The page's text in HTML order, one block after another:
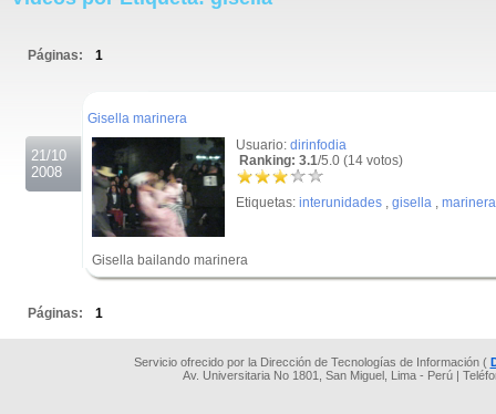
Páginas: 1
21/10
2008
Gisella marinera
Usuario: dirinfodia
Ranking: 3.1/5.0 (14 votos)
Etiquetas: interunidades , gisella , marinera
Gisella bailando marinera
Páginas: 1
Servicio ofrecido por la Dirección de Tecnologías de Información (
Av. Universitaria No 1801, San Miguel, Lima - Perú |